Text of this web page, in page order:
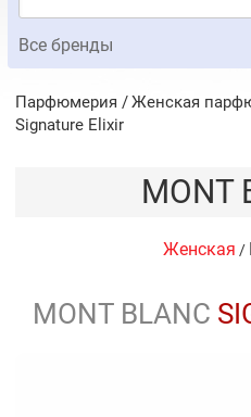
Все бренды
Парфюмерия Женская
Signature Elixir
MONT
Женская /
MONT BLANC